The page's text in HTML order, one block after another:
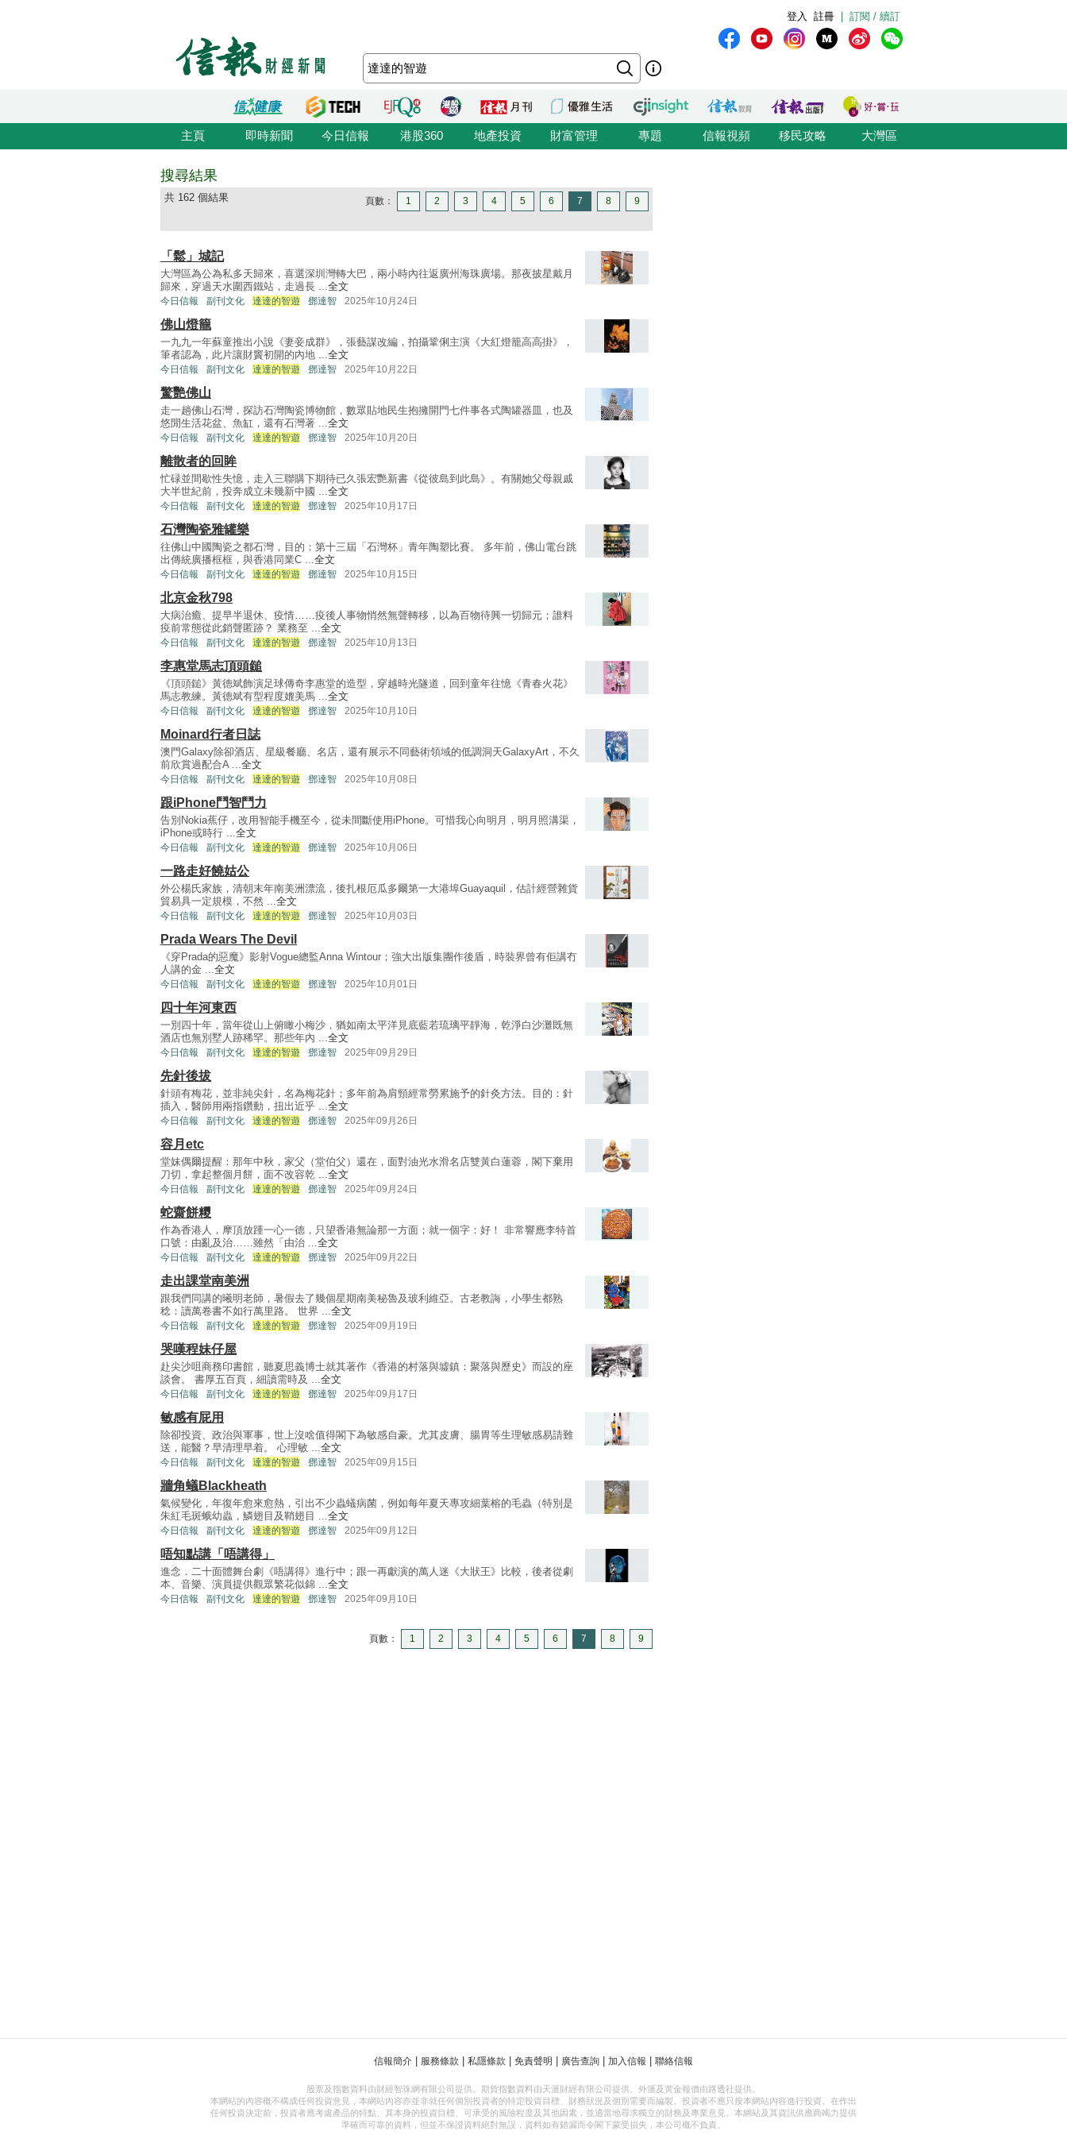
訂閱 / 續訂
註冊
登入
主頁 即時新聞 今日信報 港股360 地產投資 財富管理 專題 信報視頻 移民攻略 大灣區
搜尋結果
共 162 個結果 頁數： 1 2 3 4 5 6 7 8 9
「鬆」城記
大灣區為公為私多天歸來，喜選深圳灣轉大巴，兩小時內往返廣州海珠廣場。那夜披星戴月
歸來，穿過天水圍西鐵站，走過長 ...全文
今日信報 副刊文化 達達的智遊 鄧達智 2025年10月24日
佛山燈籠
一九九一年蘇童推出小說《妻妾成群》，張藝謀改編，拍攝鞏俐主演《大紅燈籠高高掛》，
筆者認為，此片讓財竇初開的內地 ...全文
今日信報 副刊文化 達達的智遊 鄧達智 2025年10月22日
驚艷佛山
走一趟佛山石灣，探訪石灣陶瓷博物館，數眾貼地民生抱擁開門七件事各式陶罐器皿，也及
悠閒生活花盆、魚缸，還有石灣著 ...全文
今日信報 副刊文化 達達的智遊 鄧達智 2025年10月20日
離散者的回眸
忙碌並間歇性失憶，走入三聯購下期待已久張宏艷新書《從彼島到此島》。有關她父母親戚
大半世紀前，投奔成立未幾新中國 ...全文
今日信報 副刊文化 達達的智遊 鄧達智 2025年10月17日
石灣陶瓷雅罐樂
往佛山中國陶瓷之都石灣，目的：第十三屆「石灣杯」青年陶塑比賽。 多年前，佛山電台跳
出傳統廣播框框，與香港同業C ...全文
今日信報 副刊文化 達達的智遊 鄧達智 2025年10月15日
北京金秋798
大病治癒、提早半退休、疫情……疫後人事物悄然無聲轉移，以為百物待興一切歸元；誰料
疫前常態從此銷聲匿跡？ 業務至 ...全文
今日信報 副刊文化 達達的智遊 鄧達智 2025年10月13日
李惠堂馬志頂頭鎚
《頂頭鎚》黃德斌飾演足球傳奇李惠堂的造型，穿越時光隧道，回到童年往憶《青春火花》
馬志教練。黃德斌有型程度媲美馬 ...全文
今日信報 副刊文化 達達的智遊 鄧達智 2025年10月10日
Moinard行者日誌
澳門Galaxy除卻酒店、星級餐廳、名店，還有展示不同藝術領域的低調洞天GalaxyArt，不久
前欣賞過配合A ...全文
今日信報 副刊文化 達達的智遊 鄧達智 2025年10月08日
跟iPhone鬥智鬥力
告別Nokia蕉仔，改用智能手機至今，從未間斷使用iPhone。可惜我心向明月，明月照溝渠，
iPhone或時行 ...全文
今日信報 副刊文化 達達的智遊 鄧達智 2025年10月06日
一路走好饒姑公
外公楊氏家族，清朝末年南美洲漂流，後扎根厄瓜多爾第一大港埠Guayaquil，估計經營雜貨
貿易具一定規模，不然 ...全文
今日信報 副刊文化 達達的智遊 鄧達智 2025年10月03日
Prada Wears The Devil
《穿Prada的惡魔》影射Vogue總監Anna Wintour；強大出版集團作後盾，時裝界曾有佢講冇
人講的金 ...全文
今日信報 副刊文化 達達的智遊 鄧達智 2025年10月01日
四十年河東西
一別四十年，當年從山上俯瞰小梅沙，猶如南太平洋見底藍若琉璃平靜海，乾淨白沙灘既無
酒店也無別墅人跡稀罕。那些年內 ...全文
今日信報 副刊文化 達達的智遊 鄧達智 2025年09月29日
先針後拔
針頭有梅花，並非純尖針，名為梅花針；多年前為肩頸經常勞累施予的針灸方法。目的：針
插入，醫師用兩指鑽動，扭出近乎 ...全文
今日信報 副刊文化 達達的智遊 鄧達智 2025年09月26日
容月etc
堂妹偶爾提醒：那年中秋，家父（堂伯父）還在，面對油光水滑名店雙黃白蓮蓉，閣下棄用
刀切，拿起整個月餅，面不改容乾 ...全文
今日信報 副刊文化 達達的智遊 鄧達智 2025年09月24日
蛇齋餅糭
作為香港人，摩頂放踵一心一德，只望香港無論那一方面；就一個字：好！ 非常響應李特首
口號：由亂及治……雖然「由治 ...全文
今日信報 副刊文化 達達的智遊 鄧達智 2025年09月22日
走出課堂南美洲
跟我們同講的曦明老師，暑假去了幾個星期南美秘魯及玻利維亞。古老教誨，小學生都熟
稔：讀萬卷書不如行萬里路。 世界 ...全文
今日信報 副刊文化 達達的智遊 鄧達智 2025年09月19日
哭嘆程妹仔屋
赴尖沙咀商務印書館，聽夏思義博士就其著作《香港的村落與墟鎮：聚落與歷史》而設的座
談會。 書厚五百頁，細讀需時及 ...全文
今日信報 副刊文化 達達的智遊 鄧達智 2025年09月17日
敏感有屁用
除卻投資、政治與軍事，世上沒啥值得閣下為敏感自豪。尤其皮膚、腸胃等生理敏感易請難
送，能醫？早清理早着。 心理敏 ...全文
今日信報 副刊文化 達達的智遊 鄧達智 2025年09月15日
牆角蟻Blackheath
氣候變化，年復年愈來愈熱，引出不少蟲蟻病菌，例如每年夏天專攻細葉榕的毛蟲（特別是
朱紅毛斑蛾幼蟲，鱗翅目及鞘翅目 ...全文
今日信報 副刊文化 達達的智遊 鄧達智 2025年09月12日
唔知點講「唔講得」
進念．二十面體舞台劇《唔講得》進行中；跟一再獻演的萬人迷《大狀王》比較，後者從劇
本、音樂、演員提供觀眾繁花似錦 ...全文
今日信報 副刊文化 達達的智遊 鄧達智 2025年09月10日
頁數： 1 2 3 4 5 6 7 8 9
信報簡介 服務條款 私隱條款 免責聲明 廣告查詢 加入信報 聯絡信報
股票及指數資料由財經智珠網有限公司提供。期貨指數資料由天滙財經有限公司提供。外滙及黃金報價由路透社提供。
本網站的內容概不構成任何投資意見，本網站內容亦並非就任何個別投資者的特定投資目標、財務狀況及個別需要而編製。投資者不應只按本網站內容進行投資。在作出
任何投資決定前，投資者應考慮產品的特點、其本身的投資目標、可承受的風險程度及其他因素，並適當地尋求獨立的財務及專業意見。本網站及其資訊供應商竭力提供
準確而可靠的資料，但並不保證資料絕對無誤，資料如有錯漏而令閣下蒙受損失，本公司概不負責。